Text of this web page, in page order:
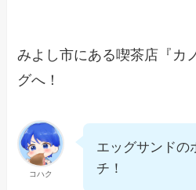
みよし市にある喫茶店『カ
グへ！
コハク
エッグサンドの
チ！